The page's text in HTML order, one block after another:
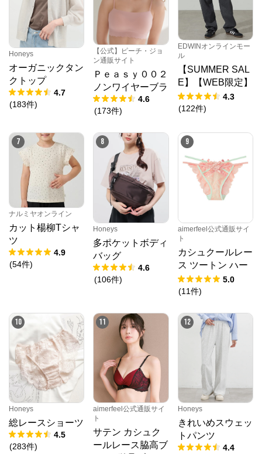
Honeys
オーガニックタン
クトップ
4.7
(183件)
【公式】ピーチ・ジョ
ン通販サイト
Ｐｅａｓｙ００２
ノンワイヤーブラ
4.6
(173件)
EDWINオンラインモー
ル
【SUMMER SAL
E】【WEB限定】
STEPMARK ルー
ズペインターパン
4.3
(122件)
7
ナルミヤオンライン
カット楊柳Tシャ
ツ
4.9
(54件)
8
Honeys
多ポケットボディ
バッグ
4.6
(106件)
9
aimerfeel公式通販サイ
ト
カシュクールレー
ス ツートン ハー
フバックショーツ
5.0
(11件)
10
Honeys
総レースショーツ
4.5
(283件)
11
aimerfeel公式通販サイ
ト
サテン カシュク
ールレース脇高ブ
12
Honeys
きれいめスウェッ
トパンツ
4.4
豊かにするオリジナルアイテムをご提案します。